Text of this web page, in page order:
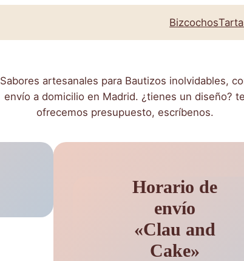
Bizcochos
Sabores artesanales para Bautizos inolvidables,
envío a domicilio en Madrid. ¿tienes un diseño? te
ofrecemos presupuesto, escríbenos.
Horario de
envío
«Clau and
Cake»